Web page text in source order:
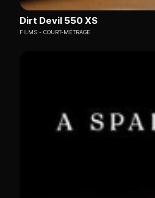
Dirt Devil 550 XS
FILMS COURT-MÉTRAGE